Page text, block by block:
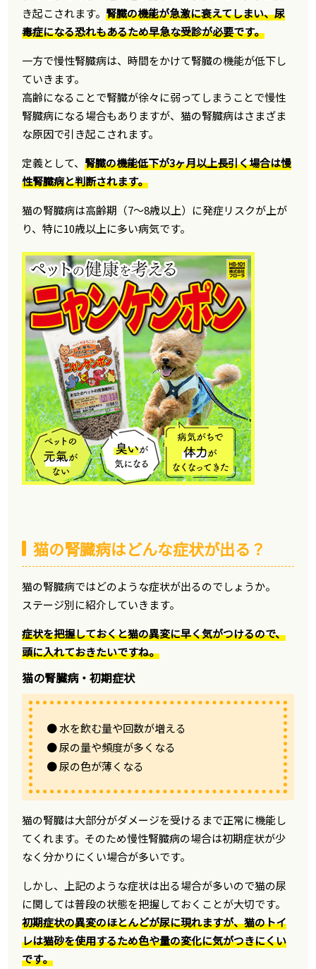
き起こされます。腎臓の機能が急激に衰えてしまい、尿
毒症になる恐れもあるため早急な受診が必要です。
一方で慢性腎臓病は、時間をかけて腎臓の機能が低下し
ていきます。
高齢になることで腎臓が徐々に弱ってしまうことで慢性
腎臓病になる場合もありますが、猫の腎臓病はさまざま
な原因で引き起こされます。
定義として、腎臓の機能低下が3ヶ月以上長引く場合は慢
性腎臓病と判断されます。
猫の腎臓病は高齢期（7〜8歳以上）に発症リスクが上が
り、特に10歳以上に多い病気です。
猫の腎臓病はどんな症状が出る？
猫の腎臓病ではどのような症状が出るのでしょうか。
ステージ別に紹介していきます。
症状を把握しておくと猫の異変に早く気がつけるので、
頭に入れておきたいですね。
猫の腎臓病・初期症状
● 水を飲む量や回数が増える
● 尿の量や頻度が多くなる
● 尿の色が薄くなる
猫の腎臓は大部分がダメージを受けるまで正常に機能し
てくれます。そのため慢性腎臓病の場合は初期症状が少
なく分かりにくい場合が多いです。
しかし、上記のような症状は出る場合が多いので猫の尿
に関しては普段の状態を把握しておくことが大切です。
初期症状の異変のほとんどが尿に現れますが、猫のトイ
レは猫砂を使用するため色や量の変化に気がつきにくい
です。